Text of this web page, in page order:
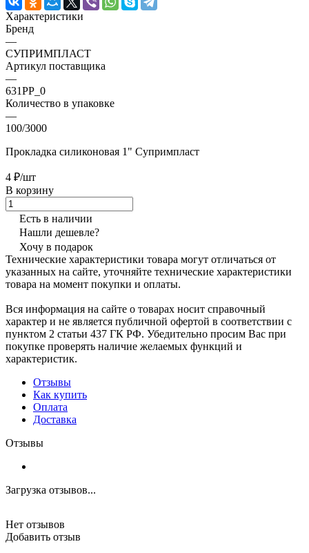
Характеристики
Бренд
—
СУПРИМПЛАСТ
Артикул поставщика
—
631PP_0
Количество в упаковке
—
100/3000
Прокладка силиконовая 1" Супримпласт
4 ₽/шт
В корзину
Есть в наличии
Нашли дешевле?
Хочу в подарок
Технические характеристики товара могут отличаться от
указанных на сайте, уточняйте технические характеристики
товара на момент покупки и оплаты.
Вся информация на сайте о товарах носит справочный
характер и не является публичной офертой в соответствии с
пунктом 2 статьи 437 ГК РФ. Убедительно просим Вас при
покупке проверять наличие желаемых функций и
характеристик.
Отзывы
Как купить
Оплата
Доставка
Отзывы
Загрузка отзывов...
Нет отзывов
Добавить отзыв